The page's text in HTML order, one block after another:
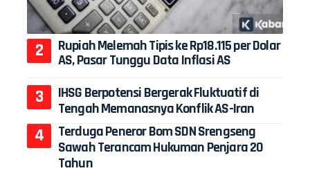
Rupiah Melemah Tipis ke Rp18.115 per Dolar
AS, Pasar Tunggu Data Inflasi AS
IHSG Berpotensi Bergerak Fluktuatif di
Tengah Memanasnya Konflik AS-Iran
Terduga Peneror Bom SDN Srengseng
Sawah Terancam Hukuman Penjara 20
Tahun